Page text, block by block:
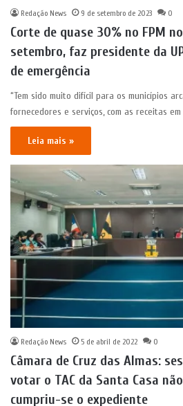
Redação News 9 de setembro de 2023 0
Corte de quase 30% no FPM
setembro, faz presidente da
de emergência
“Tem sido muito difícil para os municípios
fornecedores e serviços, com as receitas
Leia mais »
Redação News 5 de abril de 2022 0
Câmara de Cruz das Almas:
votar o TAC da Santa Casa
cumpriu-se o expediente